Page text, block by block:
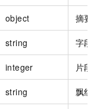
object 摘要
string 字段
integer 片段
string 飘红